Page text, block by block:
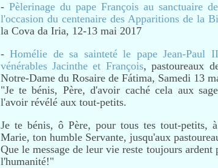
- Pèlerinage du pape François au sanctuaire
l'occasion du centenaire des Apparitions de la
la Cova da Iria, 12-13 mai 2017
- Homélie de sa sainteté le pape Jean-Paul
vénérables Jacinthe et François, pastoureaux
Notre-Dame du Rosaire de Fátima, Samedi 13
"Je te bénis, Père, d'avoir caché cela aux
l'avoir révélé aux tout-petits.
Je te bénis, ô Père, pour tous tes tout-petits,
Marie, ton humble Servante, jusqu'aux
Que le message de leur vie reste toujours
l'humanité!"